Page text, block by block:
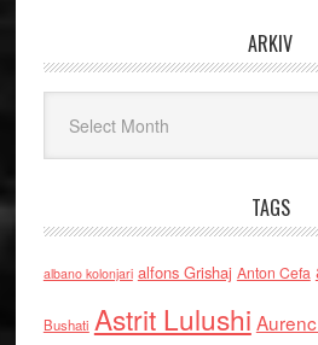
ARKIV
TAGS
albano kolonjari alfons Grishaj Anton Cefa
Bushati Astrit Lulushi